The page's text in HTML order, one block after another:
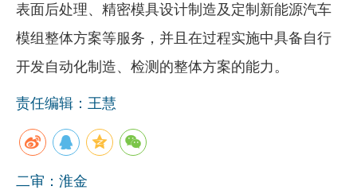
表面后处理、精密模具设计制造及定制新能源汽车
模组整体方案等服务，并且在过程实施中具备自行
开发自动化制造、检测的整体方案的能力。
责任编辑：王慧
二审：淮金